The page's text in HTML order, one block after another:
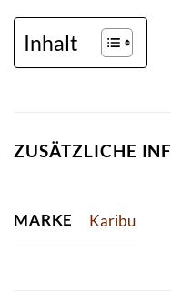
Inhalt
ZUSÄTZLICHE
MARKE Karibu